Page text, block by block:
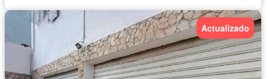
Actualizado